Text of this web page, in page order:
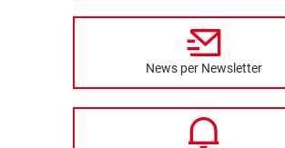
News per Newsletter